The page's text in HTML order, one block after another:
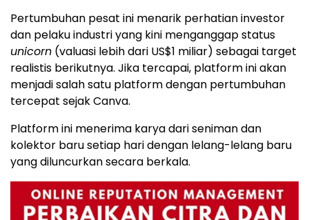
Pertumbuhan pesat ini menarik perhatian investor
dan pelaku industri yang kini menganggap status
unicorn (valuasi lebih dari US$1 miliar) sebagai target
realistis berikutnya. Jika tercapai, platform ini akan
menjadi salah satu platform dengan pertumbuhan
tercepat sejak Canva.
Platform ini menerima karya dari seniman dan
kolektor baru setiap hari dengan lelang-lelang baru
yang diluncurkan secara berkala.